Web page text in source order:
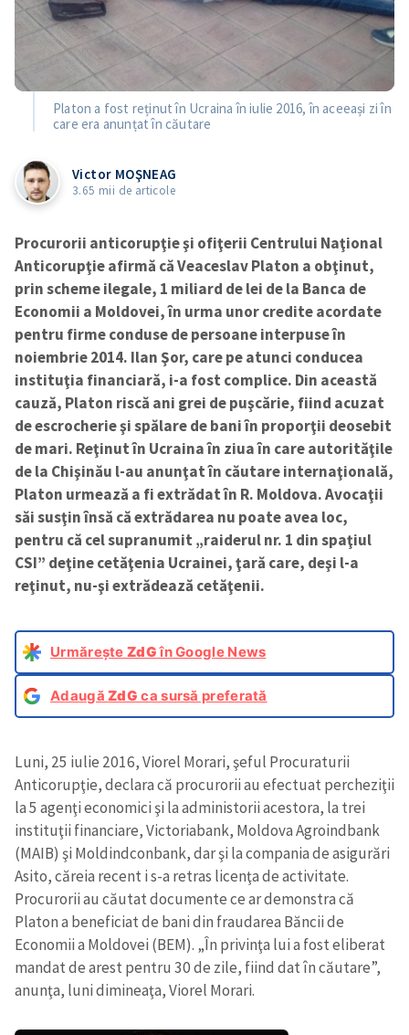
Platon a fost reținut în Ucraina în iulie 2016, în aceeași zi în
care era anunțat în căutare
Victor MOŞNEAG
3.65 mii de articole
Procurorii anticorupţie şi ofiţerii Centrului Naţional
Anticorupţie afirmă că Veaceslav Platon a obţinut,
prin scheme ilegale, 1 miliard de lei de la Banca de
Economii a Moldovei, în urma unor credite acordate
pentru firme conduse de persoane interpuse în
noiembrie 2014. Ilan Şor, care pe atunci conducea
instituţia financiară, i-a fost complice. Din această
cauză, Platon riscă ani grei de puşcărie, fiind acuzat
de escrocherie şi spălare de bani în proporţii deosebit
de mari. Reţinut în Ucraina în ziua în care autorităţile
de la Chişinău l-au anunţat în căutare internaţională,
Platon urmează a fi extrădat în R. Moldova. Avocaţii
săi susţin însă că extrădarea nu poate avea loc,
pentru că cel supranumit „raiderul nr. 1 din spaţiul
CSI” deţine cetăţenia Ucrainei, ţară care, deşi l-a
reţinut, nu-şi extrădează cetăţenii.
Urmărește ZdGîn Google News
AdaugăZdG ca sursă preferată
Luni, 25 iulie 2016, Viorel Morari, şeful Procuraturii
Anticorupţie, declara că procurorii au efectuat percheziţii
la 5 agenţi economici şi la administorii acestora, la trei
instituţii financiare, Victoriabank, Moldova Agroindbank
(MAIB) şi Moldindconbank, dar şi la compania de asigurări
Asito, căreia recent i s-a retras licenţa de activitate.
Procurorii au căutat documente ce ar demonstra că
Platon a beneficiat de bani din fraudarea Băncii de
Economii a Moldovei (BEM). „În privinţa lui a fost eliberat
mandat de arest pentru 30 de zile, fiind dat în căutare”,
anunţa, luni dimineaţa, Viorel Morari.